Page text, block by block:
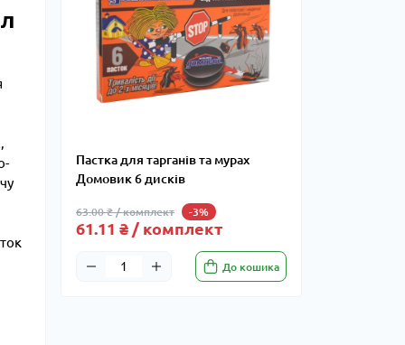
Пастка для тарганів та мурах
Домовик 6 дисків
63.00 ₴ / комплект -3%
61.11 ₴ / комплект
До кошика